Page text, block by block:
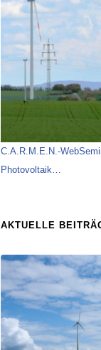
C.A.R.M.E.N.-
Photovoltaik…
AKTUELLE